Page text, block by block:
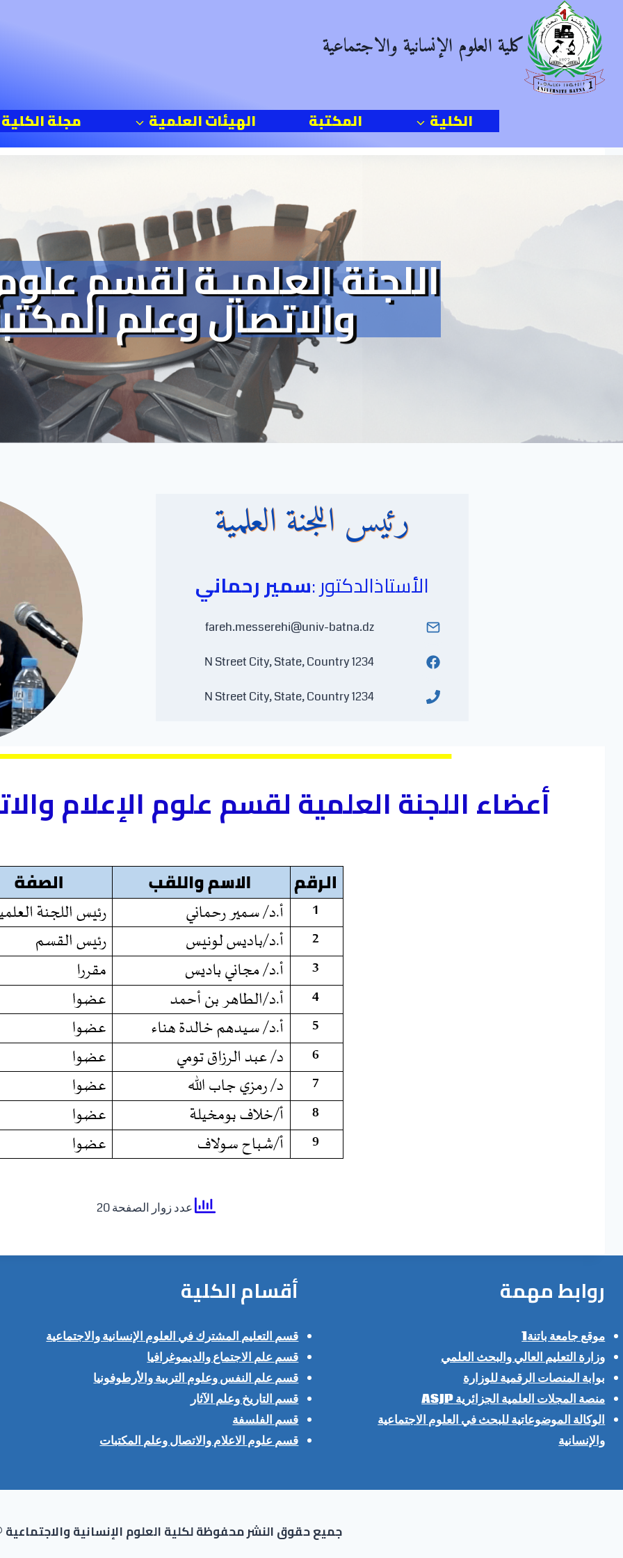
content
كلية العلوم الإنسانية والاجتماعية
الكلية المكتبة الهيئات العلمية مجلة الكلية
اللجنة العلميـةلقسم علوم
والاتصال وعلم
رئيس اللجنة العلمية
الأستاذالدكتور :سمير رحماني
fareh.messerehi@univ-batna.dz
1234 N Street City, State, Country
1234 N Street City, State, Country
أعضاء اللجنة العلمية لقسم علوم الإعلام
عدد زوار الصفحة 20
روابط مهمة
موقع جامعة باتنة1
وزارة التعليم العالي والبحث العلمي
بوابة المنصات الرقمية للوزارة
منصة المجلات العلمية الجزائرية ASJP
الوكالة الموضوعاتية للبحث في العلوم الاجتماعية
والإنسانية
أقسام الكلية
قسم التعليم المشترك في العلوم الإنسانية والاجتماعية
قسم علم الاجتماع والديموغرافيا
قسم علم النفس وعلوم التربية والأرطوفونيا
قسم التاريخ وعلم الآثار
قسم الفلسفة
قسم علوم الاعلام والاتصال وعلم المكتبات
جميع حقوق النشر محفوظة لكلية العلوم الإنسانية والاجتماعية